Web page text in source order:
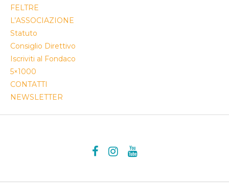
FELTRE
L’ASSOCIAZIONE
Statuto
Consiglio Direttivo
Iscriviti al Fondaco
5×1000
CONTATTI
NEWSLETTER